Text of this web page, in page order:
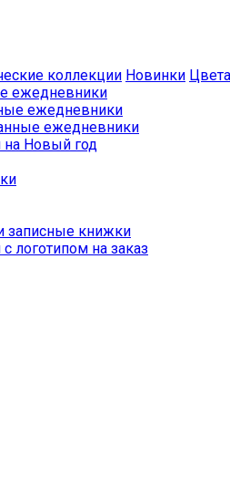
коллекции Новинки Цвета
ежедневники
ежедневники
ежедневники
Новый год
записные книжки
логотипом на заказ